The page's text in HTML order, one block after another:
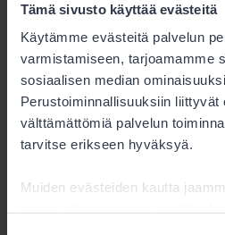
Tämä sivusto käyttää evästeitä
Käytämme evästeitä palvelun
varmistamiseen, tarjoamamme
sosiaalisen median
Perustoiminnallisuuksiin liittyvät
välttämättömiä palvelun
tarvitse erikseen hyväksyä.
Muiden evästeiden kautta
Erätarkastaja
Antti Niemi
Toimialue Savo, Etelä-